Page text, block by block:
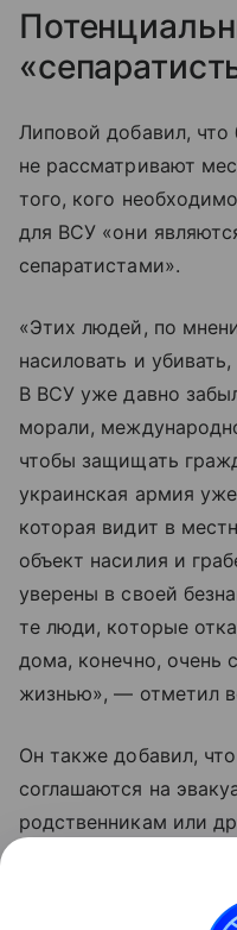
Липовой добавил,
не рассматривают
того, кого
для ВСУ «они
сепаратистами».
«Этих людей, по
насиловать и
В ВСУ уже давно
морали,
чтобы защищать
украинская армия
которая видит в
объект насилия и
уверены в своей
те люди, которые
дома, конечно, очень
жизнью», — отметил
Он также добавил,
соглашаются на
родственникам или
и якобы победит